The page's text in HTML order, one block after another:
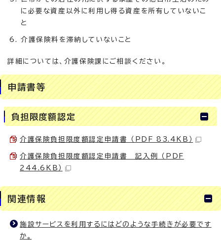
に必要な資産以外に利用し得る資産を所有していないこ
と
介護保険料を滞納していないこと
詳細については、介護保険課にご相談ください。
申請書等
負担限度額認定
介護保険負担限度額認定申請書 （PDF 83.4KB）
介護保険負担限度額認定申請書 記入例 （PDF
244.6KB）
関連情報
施設サービスを利用するにはどのような手続きが必要です
か。